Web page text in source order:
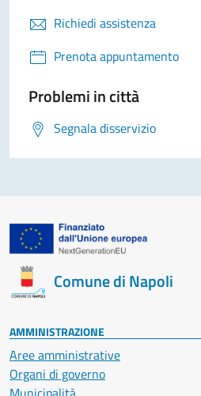
Richiedi assistenza
Prenota appuntamento
Problemi in città
Segnala disservizio
Comune di Napoli
AMMINISTRAZIONE
Aree amministrative
Organi di governo